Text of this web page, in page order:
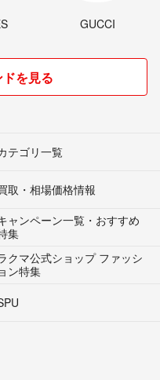
GUCCI
を見る
テゴリ一覧
取・相場価格情報
ャンペーン一覧・おすすめ
集
クマ公式ショップ ファッシ
ョン特集